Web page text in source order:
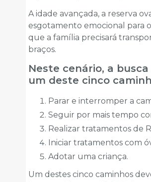
A idade avançada, a reserva
esgotamento emo­cional para
que a família precisará
braços.
Neste cenário, a
um deste cinco
Parar e interromper a
Seguir por mais tempo
Realizar tratamentos de
Iniciar tratamentos com
Adotar uma criança.
Um destes cinco caminhos